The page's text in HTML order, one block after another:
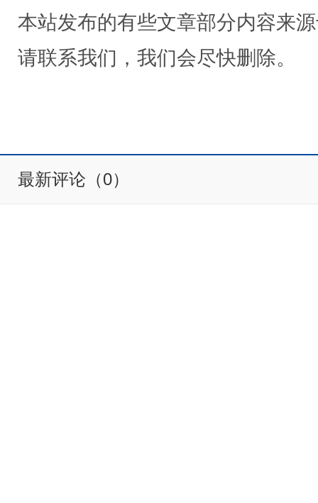
本站发布的有些文章部分内容来
请联系我们，我们会尽快删除。
最新评论（0）